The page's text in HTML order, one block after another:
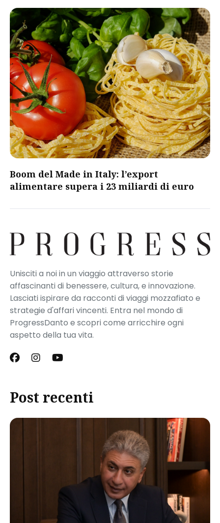
Boom del Made in Italy: l’export
alimentare supera i 23 miliardi di euro
Unisciti a noi in un viaggio attraverso storie
affascinanti di benessere, cultura, e innovazione.
Lasciati ispirare da racconti di viaggi mozzafiato e
strategie d'affari vincenti. Entra nel mondo di
ProgressDanto e scopri come arricchire ogni
aspetto della tua vita.
Post recenti